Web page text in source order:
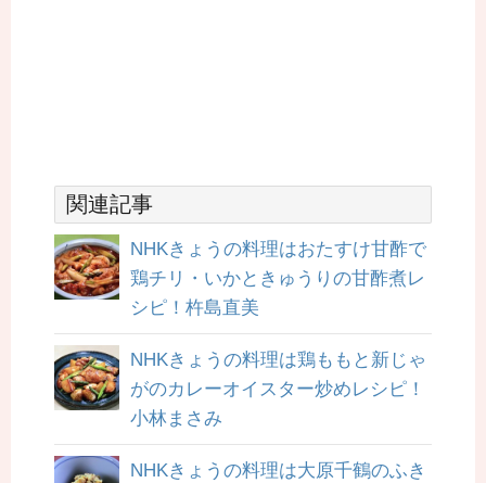
関連記事
NHKきょうの料理はおたすけ甘酢で
鶏チリ・いかときゅうりの甘酢煮レ
シピ！杵島直美
NHKきょうの料理は鶏ももと新じゃ
がのカレーオイスター炒めレシピ！
小林まさみ
NHKきょうの料理は大原千鶴のふき